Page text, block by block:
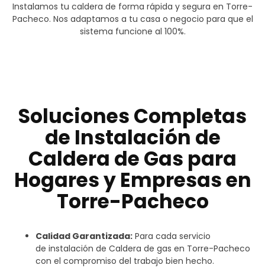
Instalamos tu caldera de forma rápida y segura en Torre-
Pacheco. Nos adaptamos a tu casa o negocio para que el
sistema funcione al 100%.
Soluciones Completas
de Instalación de
Caldera de Gas para
Hogares y Empresas en
Torre-Pacheco
Calidad Garantizada: Para cada servicio
de instalación de Caldera de gas en Torre-Pacheco
con el compromiso del trabajo bien hecho.